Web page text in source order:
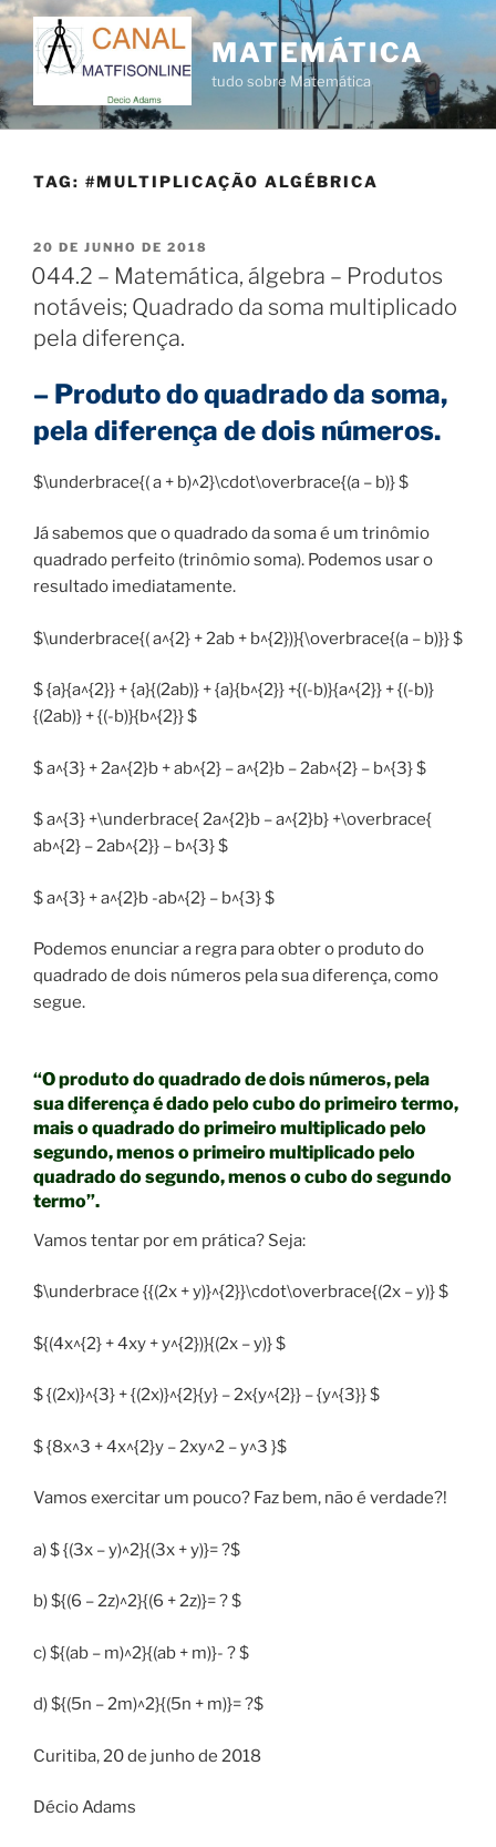
Pular
para
o
conteúdo
MATEMÁTICA
tudo sobre Matemática
TAG: #MULTIPLICAÇÃO ALGÉBRICA
PUBLICADO
EM
20 DE JUNHO DE 2018
044.2 – Matemática, álgebra – Produtos
notáveis; Quadrado da soma multiplicado
pela diferença.
– Produto do quadrado da soma,
pela diferença de dois números.
$\underbrace{( a + b)^2}\cdot\overbrace{(a – b)} $
Já sabemos que o quadrado da soma é um trinômio
quadrado perfeito (trinômio soma). Podemos usar o
resultado imediatamente.
$\underbrace{( a^{2} + 2ab + b^{2})}{\overbrace{(a – b)}} $
$ {a}{a^{2}} + {a}{(2ab)} + {a}{b^{2}} +{(-b)}{a^{2}} + {(-b)}
{(2ab)} + {(-b)}{b^{2}} $
$ a^{3} + 2a^{2}b + ab^{2} – a^{2}b – 2ab^{2} – b^{3} $
$ a^{3} +\underbrace{ 2a^{2}b – a^{2}b} +\overbrace{
ab^{2} – 2ab^{2}} – b^{3} $
$ a^{3} + a^{2}b -ab^{2} – b^{3} $
Podemos enunciar a regra para obter o produto do
quadrado de dois números pela sua diferença, como
segue.
“O produto do quadrado de dois números, pela
sua diferença é dado pelo cubo do primeiro termo,
mais o quadrado do primeiro multiplicado pelo
segundo, menos o primeiro multiplicado pelo
quadrado do segundo, menos o cubo do segundo
termo”.
Vamos tentar por em prática? Seja:
$\underbrace {{(2x + y)}^{2}}\cdot\overbrace{(2x – y)} $
${(4x^{2} + 4xy + y^{2})}{(2x – y)} $
$ {(2x)}^{3} + {(2x)}^{2}{y} – 2x{y^{2}} – {y^{3}} $
$ {8x^3 + 4x^{2}y – 2xy^2 – y^3 }$
Vamos exercitar um pouco? Faz bem, não é verdade?!
a) $ {(3x – y)^2}{(3x + y)}= ?$
b) ${(6 – 2z)^2}{(6 + 2z)}= ? $
c) ${(ab – m)^2}{(ab + m)}- ? $
d) ${(5n – 2m)^2}{(5n + m)}= ?$
Curitiba, 20 de junho de 2018
Décio Adams